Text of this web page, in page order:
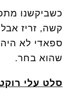
כשביקשנו
קשה, זריז
ספאדי לא
שהוא בחר.
סלט עלי